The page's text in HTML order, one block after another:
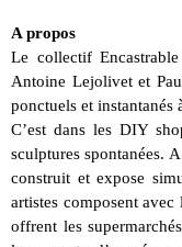
A propos
Le collectif
Antoine Lejolivet et
ponctuels et instantanés
C’est dans les DIY
sculptures spontanées.
construit et expose
artistes composent
offrent les